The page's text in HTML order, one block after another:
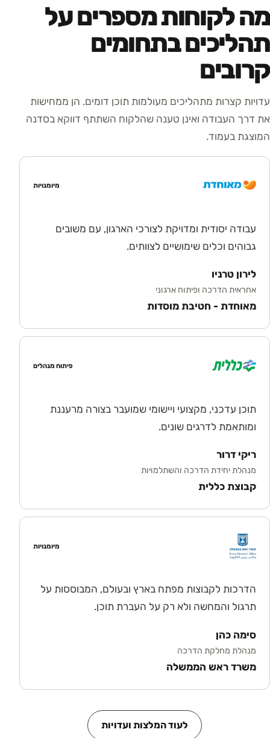
מה לקוחות מספרים על
תהליכים בתחומים
קרובים
עדויות קצרות מתהליכים מעולמות תוכן דומים. הן ממחישות
את דרך העבודה ואינן טענה שהלקוח השתתף דווקא בסדנה
המוצגת בעמוד.
מיומנויות
עבודה יסודית ומדויקת לצורכי הארגון, עם משובים
גבוהים וכלים שימושיים לצוותים.
לירון טרניו
אחראית הדרכה ופיתוח ארגוני
מאוחדת - חטיבת מוסדות
פיתוח מנהלים
תוכן עדכני, מקצועי ויישומי שמועבר בצורה מרעננת
ומותאמת לדרגים שונים.
ריקי דרור
מנהלת יחידת הדרכה והשתלמויות
קבוצת כללית
מיומנויות
הדרכות לקבוצות מפתח בארץ ובעולם, המבוססות על
תרגול והמחשה ולא רק על העברת תוכן.
סימה כהן
מנהלת מחלקת הדרכה
משרד ראש הממשלה
לעוד המלצות ועדויות